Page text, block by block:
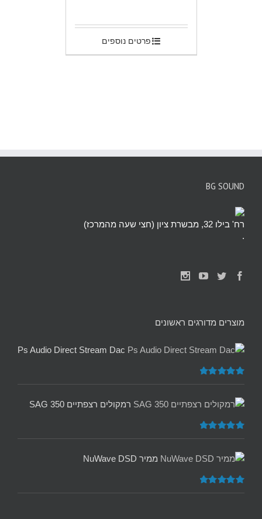
פרטים נוספים
BG SOUND
רח' בילו 32, מבשרת ציון (חצי שעה מהמרכז)
.
מוצרים מדורגים ראשונים
Ps Audio Direct Stream Dac
דורג5.00
רמקולים רצפתיים SAG 350
דורג5.00
ממיר NuWave DSD
דורג5.00